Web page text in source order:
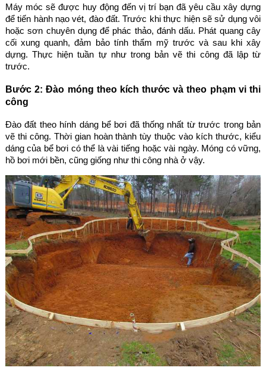
Máy móc sẽ được huy động đến vị trí bạn đã yêu cầu xây dựng
để tiến hành nạo vét, đào đất. Trước khi thực hiện sẽ sử dụng vôi
hoặc sơn chuyên dụng để phác thảo, đánh dấu. Phát quang cây
cối xung quanh, đảm bảo tính thẩm mỹ trước và sau khi xây
dựng. Thực hiện tuần tự như trong bản vẽ thi công đã lập từ
trước.
Bước 2: Đào móng theo kích thước và theo phạm vi thi
công
Đào đất theo hính dáng bể bơi đã thống nhất từ trước trong bản
vẽ thi công. Thời gian hoàn thành tùy thuộc vào kích thước, kiểu
dáng của bể bơi có thể là vài tiếng hoặc vài ngày. Móng có vững,
hồ bơi mới bền, cũng giống như thi công nhà ở vậy.